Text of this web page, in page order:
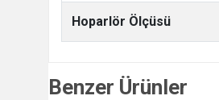
Hoparlör Ölçüsü
Benzer Ürünler